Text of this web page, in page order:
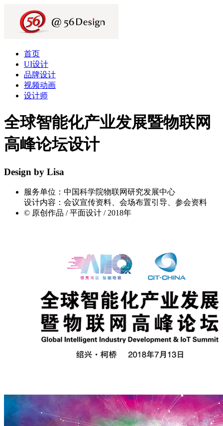
首页
UI设计
品牌设计
视频动画
设计师
全球智能化产业发展暨物联网
高峰论坛设计
Design by Lisa
服务单位：中国科学院物联网研究发展中心
设计内容：会议宣传资料、会场布置引导、参会资料
© 原创作品 / 平面设计 / 2018年